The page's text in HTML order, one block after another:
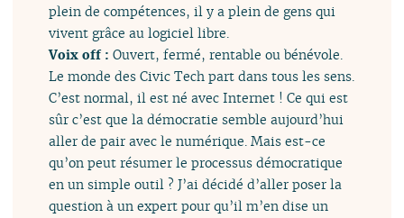
plein de compétences, il y a plein de gens qui
vivent grâce au logiciel libre.
Voix off :Ouvert, fermé, rentable ou bénévole.
Le monde des Civic Tech part dans tous les sens.
C’est normal, il est né avec Internet ! Ce qui est
sûr c’est que la démocratie semble aujourd’hui
aller de pair avec le numérique. Mais est-ce
qu’on peut résumer le processus démocratique
en un simple outil ? J’ai décidé d’aller poser la
question à un expert pour qu’il m’en dise un